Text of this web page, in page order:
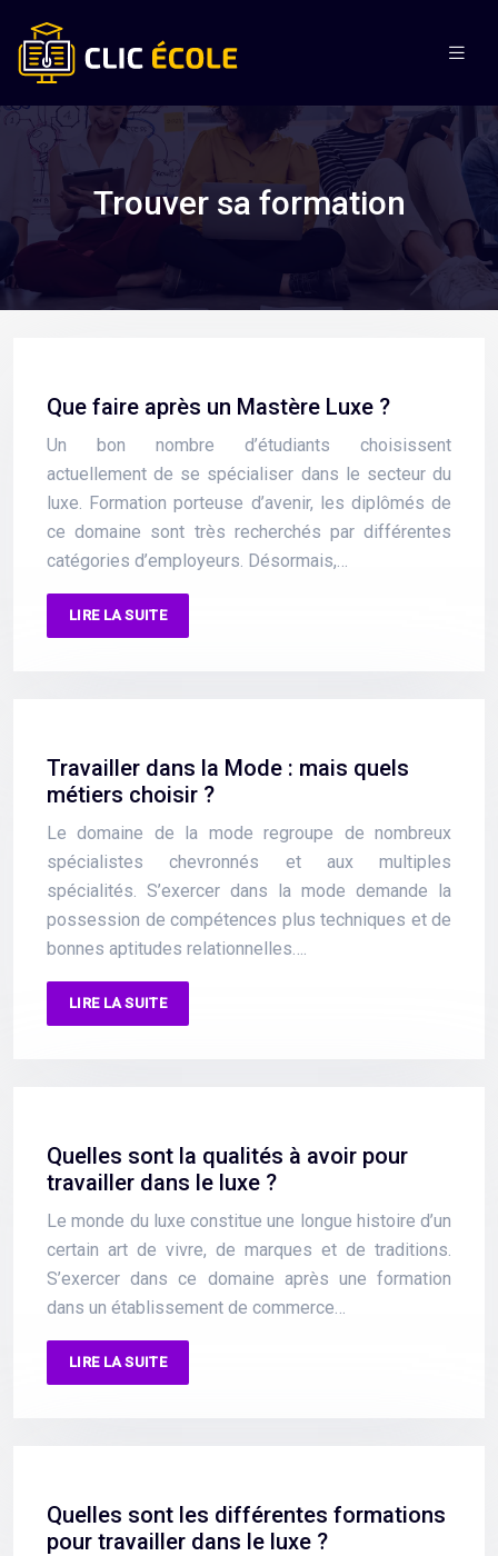
Trouver sa formation
Que faire après un Mastère Luxe ?
Un bon nombre d’étudiants choisissent
actuellement de se spécialiser dans le secteur du
luxe. Formation porteuse d’avenir, les diplômés de
ce domaine sont très recherchés par différentes
catégories d’employeurs. Désormais,…
LIRE LA SUITE
Travailler dans la Mode : mais quels
métiers choisir ?
Le domaine de la mode regroupe de nombreux
spécialistes chevronnés et aux multiples
spécialités. S’exercer dans la mode demande la
possession de compétences plus techniques et de
bonnes aptitudes relationnelles….
LIRE LA SUITE
Quelles sont la qualités à avoir pour
travailler dans le luxe ?
Le monde du luxe constitue une longue histoire d’un
certain art de vivre, de marques et de traditions.
S’exercer dans ce domaine après une formation
dans un établissement de commerce…
LIRE LA SUITE
Quelles sont les différentes formations
pour travailler dans le luxe ?